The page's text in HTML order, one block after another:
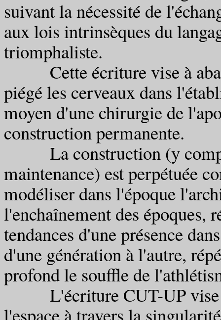
suivant la nécessité de
aux lois intrinsèques du
triomphaliste.
Cette écriture vise à
piégé les cerveaux dans
moyen d'une chirurgie de
construction permanente.
La construction (y
maintenance) est perpétuée
modéliser dans l'époque
l'enchaînement des époques,
tendances d'une présence
d'une génération à l'autre,
profond le souffle de
L'écriture CUT-UP vise
l'espace à travers la